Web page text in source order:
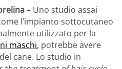
– Uno studio assai
l’impianto sottocutaneo
utilizzato per la
maschi, potrebbe avere
cane. Lo studio in